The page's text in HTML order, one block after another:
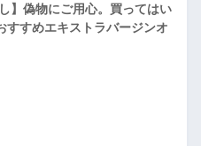
】偽物にご用心。買ってはい
すすめエキストラバージンオ